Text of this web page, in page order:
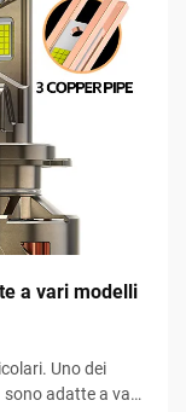
a vari modelli
Uno dei
sono adatte a vari